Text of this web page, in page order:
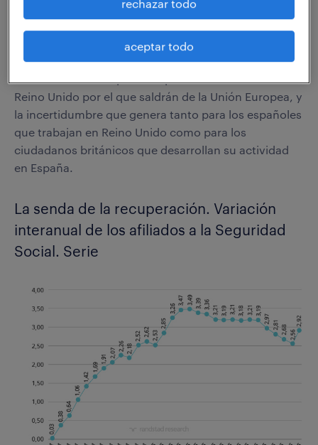
período del año anterior.
El estudio incluye un análisis Randstad sobre un tema
de relevancia y actualidad, en esta ocasión se analiza
Reino Unido por el que saldrán de la Unión Europea, y
la incertidumbre que genera tanto para los españoles
que trabajan en Reino Unido como para los
ciudadanos británicos que desarrollan su actividad
en España.
La senda de la recuperación. Variación
interanual de los afiliados a la Seguridad
Social. Serie
rechazar todo
aceptar todo